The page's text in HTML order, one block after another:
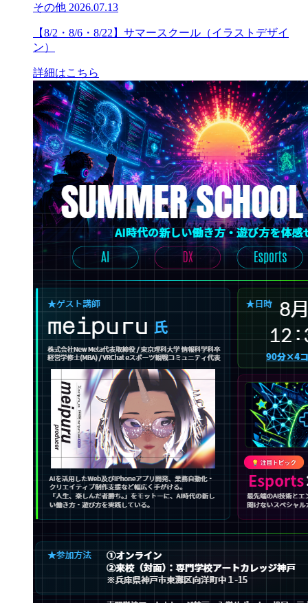
その他 2026.07.13
【8/2・8/6・8/22】サマースクール（イラストデザイ
ン）
詳細はこちら